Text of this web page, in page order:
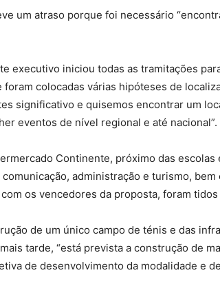
um atraso porque foi necessário
executivo iniciou todas as tramitações
colocadas várias hipóteses de
significativo e quisemos encontrar um
eventos de nível regional e até nacional”.
Continente, próximo das
administração e turismo,
os vencedores da proposta, foram
de um único campo de ténis e das
tarde, “está prevista a construção de
de desenvolvimento da modalidade e